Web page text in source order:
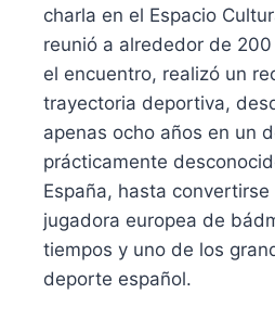
charla en el Espacio
reunió a alrededor de
el encuentro, realizó un
trayectoria deportiva,
apenas ocho años en un
prácticamente
España, hasta
jugadora europea de
tiempos y uno de los
deporte español.